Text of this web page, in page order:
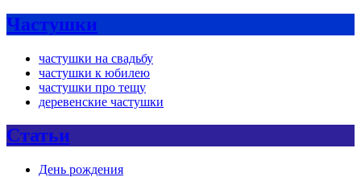
Частушки
частушки на свадьбу
частушки к юбилею
частушки про тещу
деревенские частушки
Статьи
День рождения